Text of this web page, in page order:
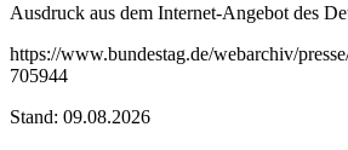
Ausdruck aus dem Internet-Angebot des
https://www.bundestag.de/webarchiv/
705944
Stand: 09.08.2026